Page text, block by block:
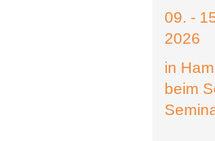
09. -
2026
in
beim